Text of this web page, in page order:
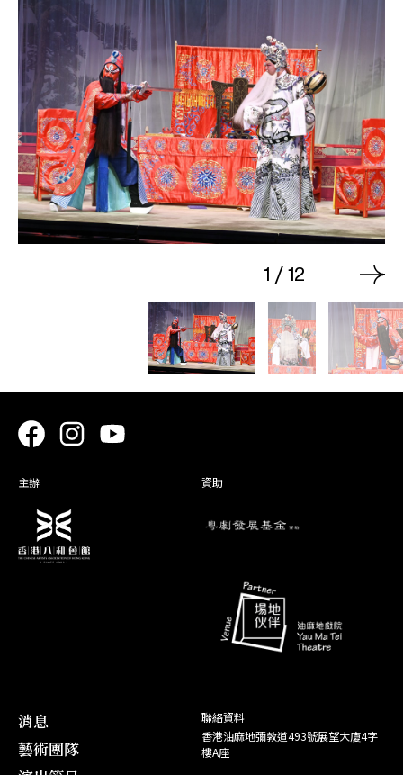
1 / 12
主辦 資助
消息
藝術團隊
聯絡資料
香港油麻地彌敦道493號展望大廈4字
樓A座